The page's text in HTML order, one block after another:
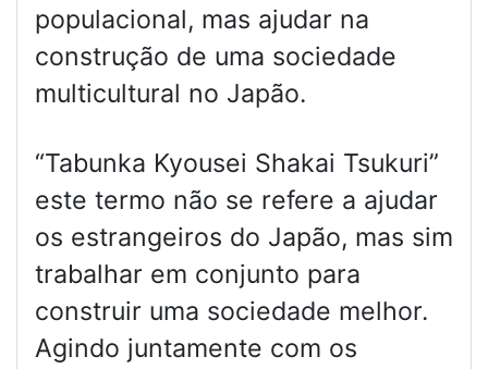
populacional, mas ajudar na
construção de uma sociedade
multicultural no Japão.
“Tabunka Kyousei Shakai Tsukuri”
este termo não se refere a ajudar
os estrangeiros do Japão, mas sim
trabalhar em conjunto para
construir uma sociedade melhor.
Agindo juntamente com os